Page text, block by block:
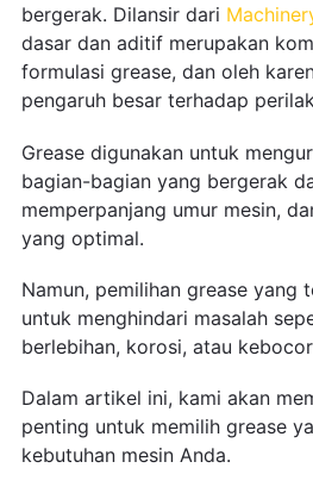
bergerak. Dilansir dari
dasar dan aditif merupakan
formulasi grease, dan oleh
pengaruh besar terhadap
Grease digunakan untuk
bagian-bagian yang bergerak
memperpanjang umur mesin,
yang optimal.
Namun, pemilihan grease yang
untuk menghindari masalah
berlebihan, korosi, atau
Dalam artikel ini, kami akan
penting untuk memilih grease
kebutuhan mesin Anda.